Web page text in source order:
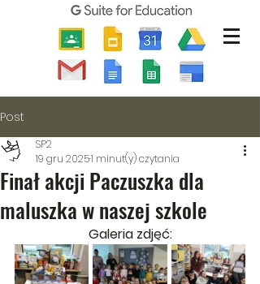
Post
Finał akcji Paczuszka dla
maluszka w naszej szkole
SP2
19 gru 20251 minut(y) czytania
Galeria zdjęć: